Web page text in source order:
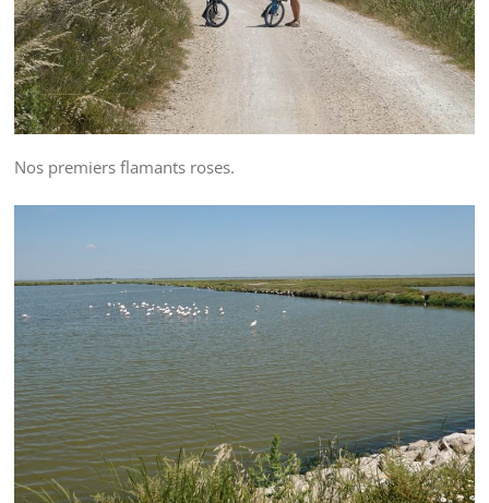
Nos premiers flamants roses.